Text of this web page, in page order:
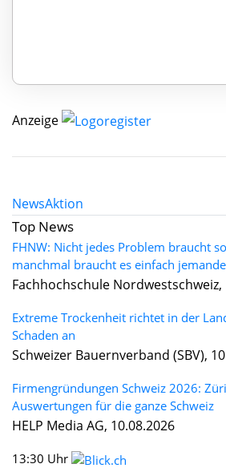
Anzeige
NewsAktion
Top News
FHNW: Nicht jedes Problem braucht
manchmal braucht es einfach
Fachhochschule Nordwestschweiz,
Extreme Trockenheit richtet in der
Schaden an
Schweizer Bauernverband (SBV),
Firmengründungen Schweiz 2026:
Auswertungen für die ganze Schweiz
HELP Media AG, 10.08.2026
13:30 Uhr